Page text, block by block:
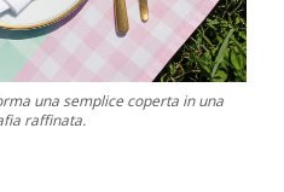
una semplice coperta in una
raffinata.